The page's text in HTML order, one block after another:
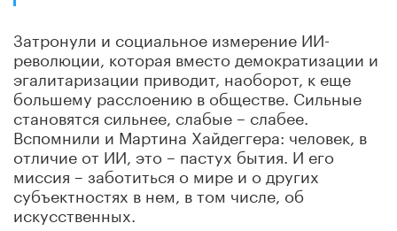
Затронули и социальное измерение ИИ-
революции, которая вместо демократизации и
эгалитаризации приводит, наоборот, к еще
большему расслоению в обществе. Сильные
становятся сильнее, слабые – слабее.
Вспомнили и Мартина Хайдеггера: человек, в
отличие от ИИ, это – пастух бытия. И его
миссия – заботиться о мире и о других
субъектностях в нем, в том числе, об
искусственных.